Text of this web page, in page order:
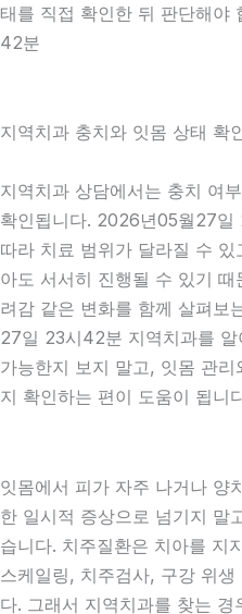
태를 직접 확인한 뒤 판단해
42분
지역치과 충치와 잇몸 상태 확
지역치과 상담에서는 충치 여
확인됩니다. 2026년05월27
따라 치료 범위가 달라질 수
아도 서서히 진행될 수 있기
려감 같은 변화를 함께 살펴보
27일 23시42분 지역치과를
가능한지 보지 말고, 잇몸 관
지 확인하는 편이 도움이 됩
잇몸에서 피가 자주 나거나 양
한 일시적 증상으로 넘기지 말
습니다. 치주질환은 치아를 지
스케일링, 치주검사, 구강 위
다. 그래서 지역치과를 찾는